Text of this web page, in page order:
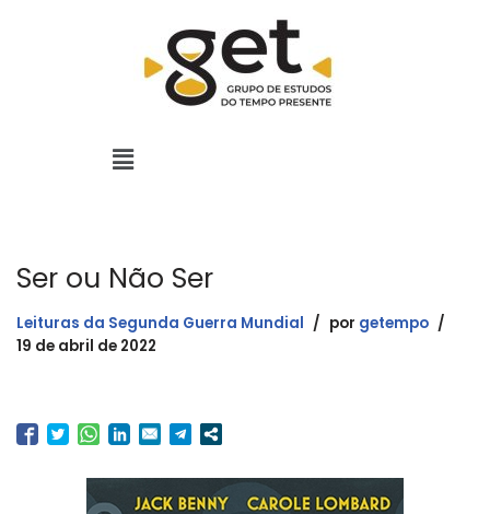
Ser ou Não Ser
Leituras da Segunda Guerra Mundial por getempo
19 de abril de 2022